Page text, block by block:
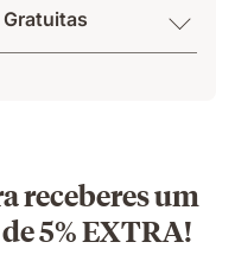
receberes um
5% EXTRA!